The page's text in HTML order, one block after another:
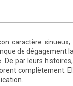
caractère
de dégagement
De par leurs
complètement.